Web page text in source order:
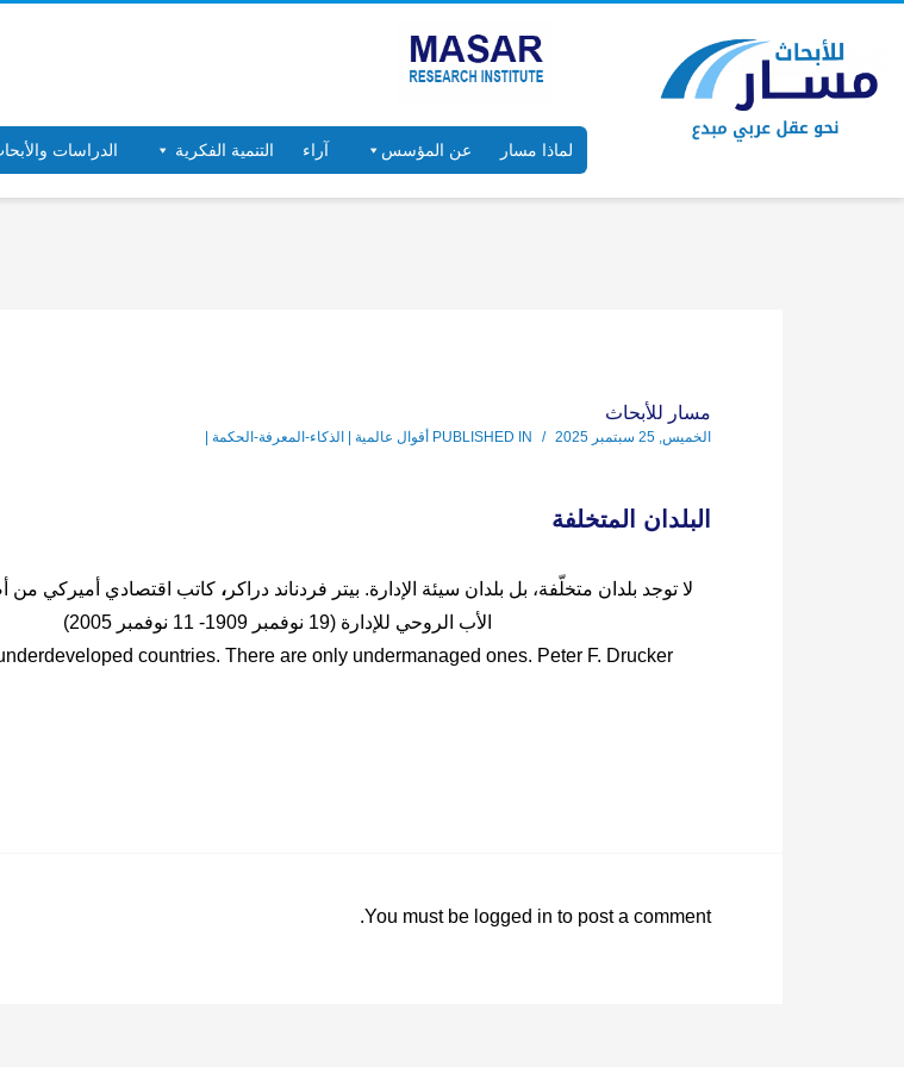
لماذا مسار عن المؤسس آراء التنمية الفكرية الدراسات
مسار للأبحاث
الخميس, 25 سبتمبر 2025 /
PUBLISHED IN أقوال عالمية | الذكاء-المعرفة-الحكمة |
البلدان المتخلفة
لا توجد بلدان متخلّفة، بل بلدان سيئة الإدارة. بيتر فردناند دراكر،كاتب اقتصادي أميركي من
الأب الروحي للإدارة (19 نوفمبر 1909- 11 نوفمبر 2005)
countries. There are only undermanaged ones. Peter F. Drucker
You must be logged in to post a comment.